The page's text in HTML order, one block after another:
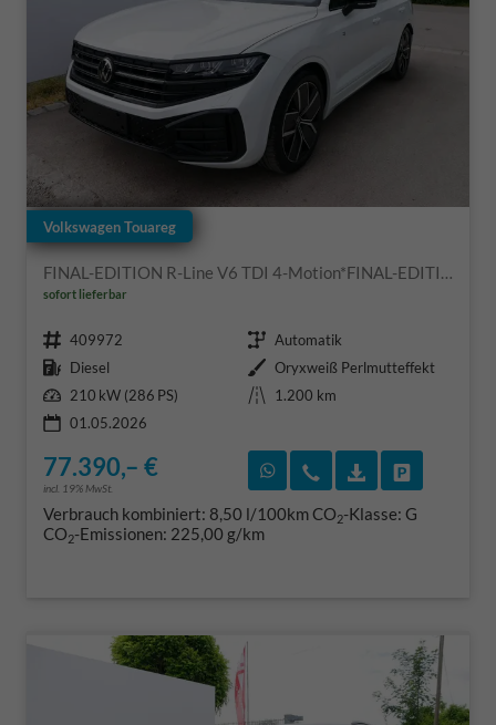
Volkswagen Touareg
FINAL-EDITION R-Line V6 TDI 4-Motion*FINAL-EDITION*AHK-SCHWENKBAR*NAVI*ACC*PDC*LED*SHZ*21-ZOLL
sofort lieferbar
Fahrzeugnr. 409972 Getriebe Automatik
Kraftstoff Diesel Außenfarbe Oryxweiß Perlmutteffekt
Leistung 210 kW (286 PS) Kilometerstand
1.200 km
01.05.2026
77.390,– €
incl. 19% MwSt.
Rückruf vereinbaren
Wir rufen Sie an
Verbrauch kombiniert: 8,50 l/100kmCO2-Klasse: G
CO2-Emissionen: 225,00 g/km